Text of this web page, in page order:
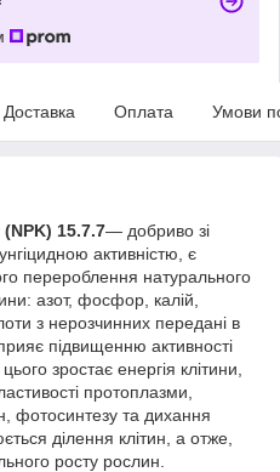
Доставка Оплата Умови
(NPK) 15.7.7— добриво зі
активністю, є
перероблення натурального
азот, фосфор, калій,
з нерозчинних передані в
підвищенню активності
зростає енергія клітини,
протоплазми,
фотосинтезу та дихання
ділення клітин, а отже,
росту рослин.